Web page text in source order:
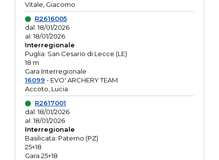
Vitale, Giacomo
R2616005
dal: 18/01/2026
al: 18/01/2026
Interregionale
Puglia: San Cesario di Lecce (LE)
18 m
Gara Interregionale
16099 - EVO' ARCHERY TEAM
Accoto, Lucia
R2617001
dal: 18/01/2026
al: 18/01/2026
Interregionale
Basilicata: Paterno (PZ)
25+18
Gara 25+18